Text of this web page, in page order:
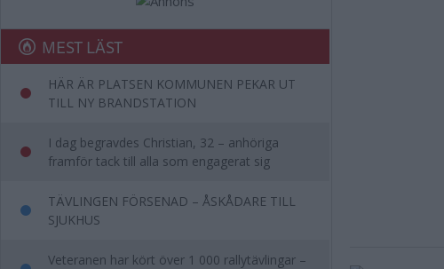
MEST LÄST
HÄR ÄR PLATSEN KOMMUNEN PEKAR UT
TILL NY BRANDSTATION
I dag begravdes Christian, 32 – anhöriga
framför tack till alla som engagerat sig
TÄVLINGEN FÖRSENAD – ÅSKÅDARE TILL
SJUKHUS
Veteranen har kört över 1 000 rallytävlingar –